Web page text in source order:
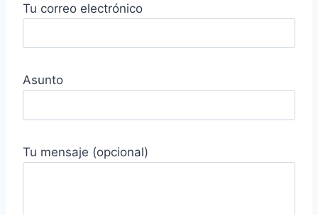
Tu correo electrónico
Asunto
Tu mensaje (opcional)